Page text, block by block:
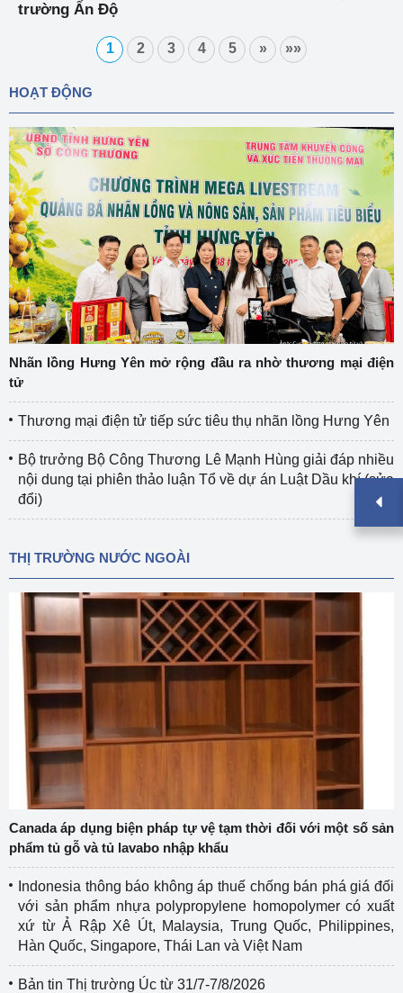
trường Ấn Độ
1 2 3 4 5 » »»
HOẠT ĐỘNG
Nhãn lồng Hưng Yên mở rộng đầu ra nhờ thương mại điện
tử
Thương mại điện tử tiếp sức tiêu thụ nhãn lồng Hưng Yên
Bộ trưởng Bộ Công Thương Lê Mạnh Hùng giải đáp nhiều
nội dung tại phiên thảo luận Tổ về dự án Luật Dầu khí (sửa
đổi)
THỊ TRƯỜNG NƯỚC NGOÀI
Canada áp dụng biện pháp tự vệ tạm thời đối với một số sản
phẩm tủ gỗ và tủ lavabo nhập khẩu
Indonesia thông báo không áp thuế chống bán phá giá đối
với sản phẩm nhựa polypropylene homopolymer có xuất
xứ từ Ả Rập Xê Út, Malaysia, Trung Quốc, Philippines,
Hàn Quốc, Singapore, Thái Lan và Việt Nam
Bản tin Thị trường Úc từ 31/7-7/8/2026